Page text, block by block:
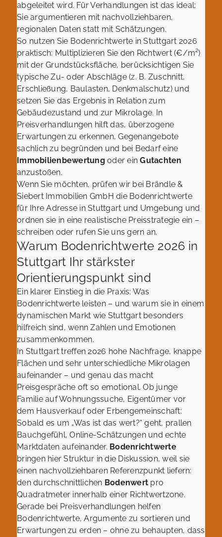
abgeleitet wird. Für Verhandlungen ist das ideal:
Sie argumentieren mit nachvollziehbaren,
regionalen Daten statt mit Schätzungen.
So nutzen Sie Bodenrichtwerte in Stuttgart 2026
praktisch: Multiplizieren Sie den Richtwert (€/m²)
mit der Grundstücksfläche, berücksichtigen Sie
typische Zu- oder Abschläge (z. B. Zuschnitt,
Erschließung, Baulasten, Denkmalschutz) und
setzen Sie das Ergebnis in Relation zum
Gebäudezustand und zur Mikrolage. In
Preisverhandlungen hilft das, überzogene
Erwartungen zu erkennen, Gegenangebote
sachlich zu begründen und bei Bedarf eine
Immobilienbewertungoder einGutachten
anzustoßen.
Wenn Sie möchten, prüfen wir bei Brändle &
Siebert Immobilien GmbH die Bodenrichtwerte
für Ihre Adresse in Stuttgart und Umgebung und
ordnen sie in eine realistische Preisstrategie ein –
schreiben oder rufen Sie uns gern an.
Warum Bodenrichtwerte 2026 in
Stuttgart Ihr stärkster
Orientierungspunkt sind
Ein klarer Einstieg in die Praxis: Was
Bodenrichtwerte leisten – und warum sie in einem
dynamischen Markt wie Stuttgart besonders
hilfreich sind, wenn Zahlen und Emotionen
zusammenkommen.
In Stuttgart treffen 2026 hohe Nachfrage, knappe
Flächen und sehr unterschiedliche Mikrolagen
aufeinander – und genau das macht
Preisgespräche oft so emotional. Ob junge
Familie auf Wohnungssuche, Eigentümer vor
dem Hausverkauf oder Erbengemeinschaft:
Sobald es um „Was ist das wert?“ geht, prallen
Bauchgefühl, Online-Schätzungen und echte
Marktdaten aufeinander. Bodenrichtwerte
bringen hier Struktur in die Diskussion, weil sie
einen nachvollziehbaren Referenzpunkt liefern:
den durchschnittlichen Bodenwert pro
Quadratmeter innerhalb einer Richtwertzone.
Gerade bei Preisverhandlungen helfen
Bodenrichtwerte, Argumente zu sortieren und
Erwartungen zu erden – ohne zu behaupten, dass